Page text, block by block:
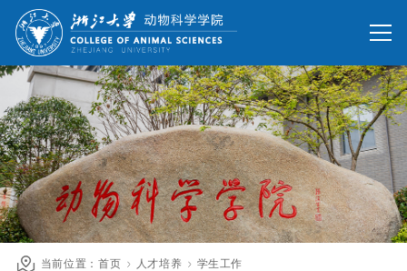
网站首页
院情总览
师资队伍
人才培养
科学研究
国际交流
旧版回顾
当前位置：首页 人才培养 学生工作